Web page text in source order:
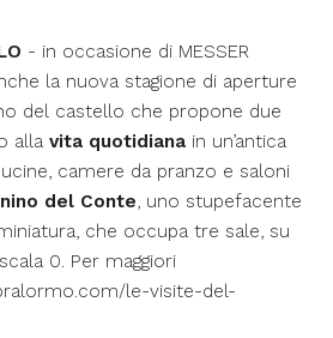
- in occasione di MESSER
la nuova stagione di aperture
del castello che propone due
allavita quotidiana in un’antica
camere da pranzo e saloni
del Conte, uno stupefacente
che occupa tre sale, su
0. Per maggiori
le-visite-del-